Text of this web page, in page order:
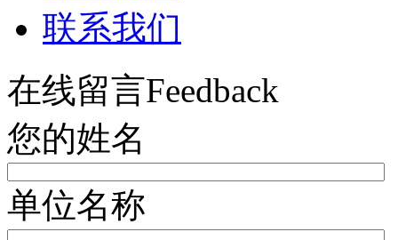
联系我们
在线留言Feedback
您的姓名
单位名称